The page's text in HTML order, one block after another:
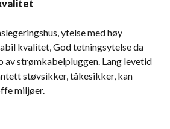
ytelse med høy
kvalitet, God tetningsytelse da
av strømkabelpluggen. Lang levetid
støvsikker, tåkesikker, kan
miljøer.